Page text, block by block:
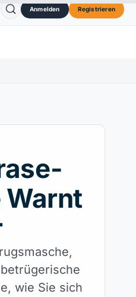
DogecoinDOGE 0,0707 $↑2.40%
Anmelden Registrieren
Warnt
wie Sie sich